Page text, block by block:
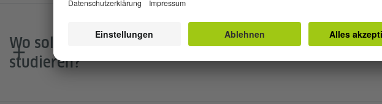
Wo soll ich anfangen, wenn ich vorhabe, in
studieren?